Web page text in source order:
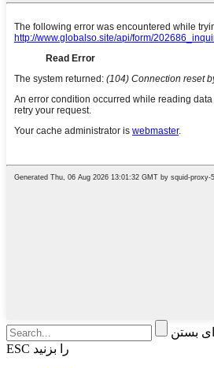
بستن
ESC را بزنید